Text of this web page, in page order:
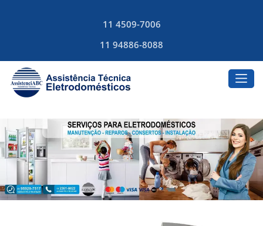
11 4509-7006
11 94886-8088